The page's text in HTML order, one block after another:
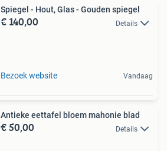
Spiegel - Hout, Glas - Gouden spiegel
€ 140,00 Details
Bezoek website Vandaag
Antieke eettafel bloem mahonie blad
€ 50,00 Details